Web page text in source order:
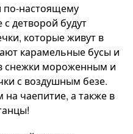
по-настоящему
детворой будут
которые живут в
карамельные бусы и
снежки мороженным и
с воздушным безе.
чаепитие, а также в